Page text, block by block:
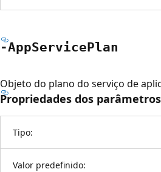
-AppServicePlan
Objeto do plano do serviço de
Propriedades dos parâmetros
Tipo:
Valor predefinido: